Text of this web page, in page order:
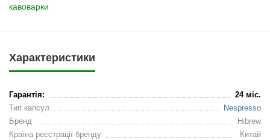
кавоварки
Характеристики
Гарантія:
24 міс.
Тип капсул
Nespresso
Бренд
Hibrew
Країна реєстрації бренду
Китай